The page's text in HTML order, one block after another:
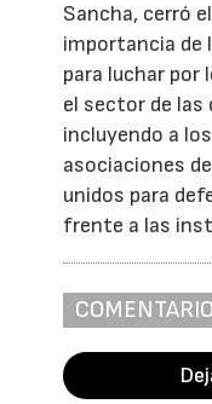
Sancha, cerró
importancia de
para luchar por
el sector de las
incluyendo a
asociaciones
unidos para
frente a las